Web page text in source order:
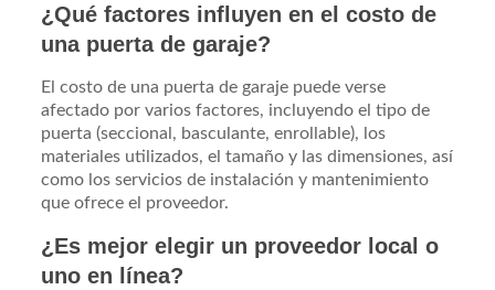
¿Qué factores influyen en el costo de
una puerta de garaje?
El costo de una puerta de garaje puede verse
afectado por varios factores, incluyendo el tipo de
puerta (seccional, basculante, enrollable), los
materiales utilizados, el tamaño y las dimensiones, así
como los servicios de instalación y mantenimiento
que ofrece el proveedor.
¿Es mejor elegir un proveedor local o
uno en línea?